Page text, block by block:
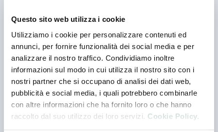
Questo sito web utilizza i cookie
Utilizziamo i cookie per personalizzare contenuti ed
annunci, per fornire funzionalità dei social media e per
analizzare il nostro traffico. Condividiamo inoltre
informazioni sul modo in cui utilizza il nostro sito con i
nostri partner che si occupano di analisi dei dati web,
pubblicità e social media, i quali potrebbero combinarle
con altre informazioni che ha fornito loro o che hanno
raccolto dal suo utilizzo dei loro servizi. Cookie Policy.
Padiglione 04 - Stand Startup Area
ANTARES VISION GROUP
Padiglione 02 - Stand C 038
AUTECO SISTEMI SRL
Padiglione 03 - Stand H 010